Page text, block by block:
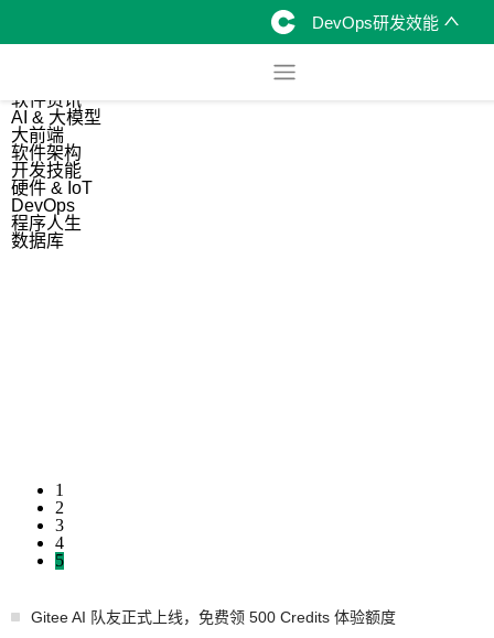
DevOps研发效能
软件资讯
AI & 大模型
大前端
软件架构
开发技能
硬件 & IoT
DevOps
程序人生
数据库
1
2
3
4
5
Gitee AI 队友正式上线，免费领 500 Credits 体验额度